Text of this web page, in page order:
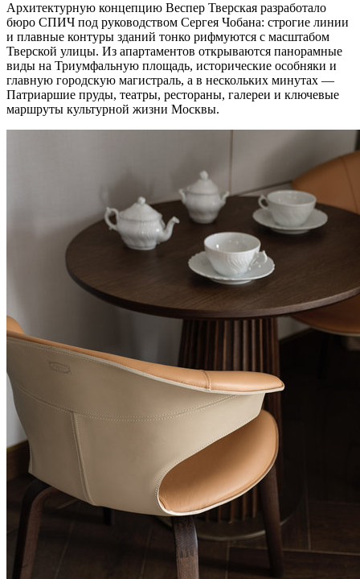
Архитектурную концепцию Веспер Тверская разработало
бюро СПИЧ под руководством Сергея Чобана: строгие линии
и плавные контуры зданий тонко рифмуются с масштабом
Тверской улицы. Из апартаментов открываются панорамные
виды на Триумфальную площадь, исторические особняки и
главную городскую магистраль, а в нескольких минутах —
Патриаршие пруды, театры, рестораны, галереи и ключевые
маршруты культурной жизни Москвы.